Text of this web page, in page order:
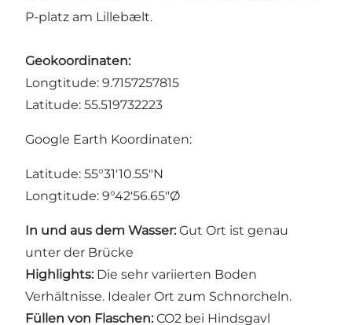
P-platz am Lillebælt.
Geokoordinaten:
Longtitude: 9.7157257815
Latitude: 55.519732223
Google Earth Koordinaten:
Latitude: 55°31'10.55"N
Longtitude: 9°42'56.65"Ø
In und aus dem Wasser: Gut Ort ist genau
unter der Brücke
Highlights: Die sehr variierten Boden
Verhältnisse. Idealer Ort zum Schnorcheln.
Füllen von Flaschen: CO2 bei Hindsgavl